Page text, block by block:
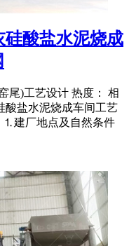
硅酸盐水泥烧成
尾)工艺设计 热度： 相
酸盐水泥烧成车间工艺
⒈建厂地点及自然条件